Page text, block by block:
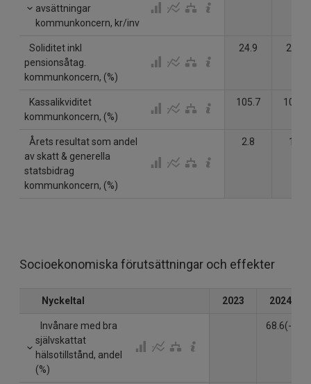
avsättningar
kommunkoncern, kr/inv
Soliditet inkl
pensionsåtag.
kommunkoncern, (%)
24.9 23.7
Kassalikviditet
kommunkoncern, (%)
105.7 102.7
Årets resultat som andel
av skatt & generella
statsbidrag
kommunkoncern, (%)
2.8 1.1
Socioekonomiska förutsättningar och effekter
Nyckeltal 2023 2024
Invånare med bra
självskattat
hälsotillstånd, andel
(%)
68.6(-)